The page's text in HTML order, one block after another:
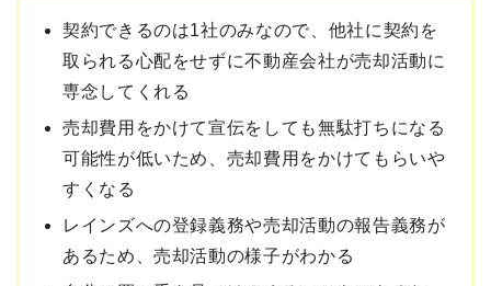
契約できるのは1社のみなので、他社に契約を
取られる心配をせずに不動産会社が売却活動に
専念してくれる
売却費用をかけて宣伝をしても無駄打ちになる
可能性が低いため、売却費用をかけてもらいや
すくなる
レインズへの登録義務や売却活動の報告義務が
あるため、売却活動の様子がわかる